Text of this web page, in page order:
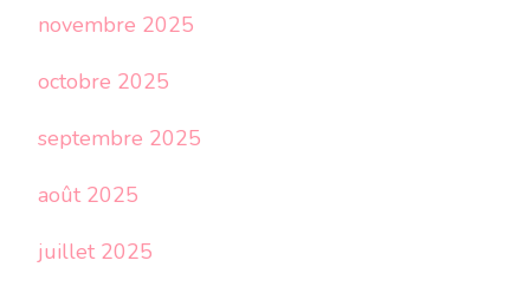
novembre 2025
octobre 2025
septembre 2025
août 2025
juillet 2025